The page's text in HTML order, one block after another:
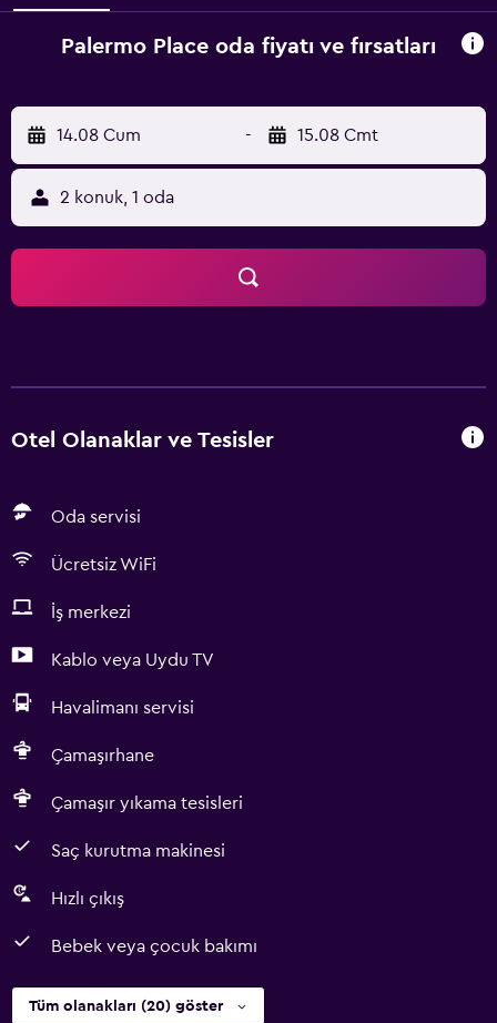
Palermo Place oda fiyatı ve fırsatları
14.08 Cum - 15.08 Cmt
2 konuk, 1 oda
Otel Olanaklar ve Tesisler
Oda servisi
Ücretsiz WiFi
İş merkezi
Kablo veya Uydu TV
Havalimanı servisi
Çamaşırhane
Çamaşır yıkama tesisleri
Saç kurutma makinesi
Hızlı çıkış
Bebek veya çocuk bakımı
Tüm olanakları (20) göster